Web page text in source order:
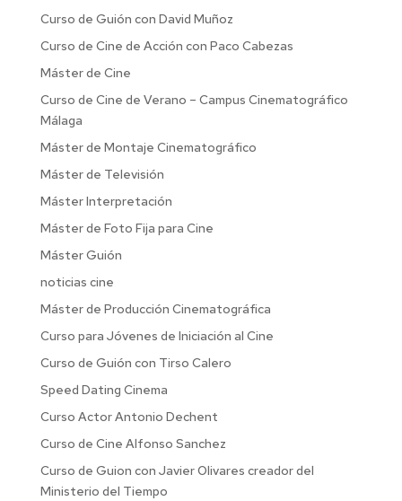
Curso de Guión con David Muñoz
Curso de Cine de Acción con Paco Cabezas
Máster de Cine
Curso de Cine de Verano – Campus Cinematográfico
Málaga
Máster de Montaje Cinematográfico
Máster de Televisión
Máster Interpretación
Máster de Foto Fija para Cine
Máster Guión
noticias cine
Máster de Producción Cinematográfica
Curso para Jóvenes de Iniciación al Cine
Curso de Guión con Tirso Calero
Speed Dating Cinema
Curso Actor Antonio Dechent
Curso de Cine Alfonso Sanchez
Curso de Guion con Javier Olivares creador del
Ministerio del Tiempo